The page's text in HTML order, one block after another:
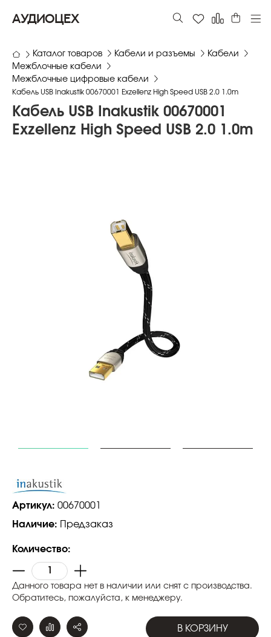
АУДИОЦЕХ
Каталог товаров Кабели и разъемы
Кабели
Межблочные кабели
Межблочные цифровые кабели
Кабель USB Inakustik 00670001 Exzellenz High Speed USB 2.0 1.0m
Кабель USB Inakustik 00670001
Exzellenz High Speed USB 2.0 1.0m
Артикул: 00670001
Наличие:
Предзаказ
Количество:
Данного товара нет в наличии или снят с производства.
Обратитесь, пожалуйста, к менеджеру.
В КОРЗИНУ